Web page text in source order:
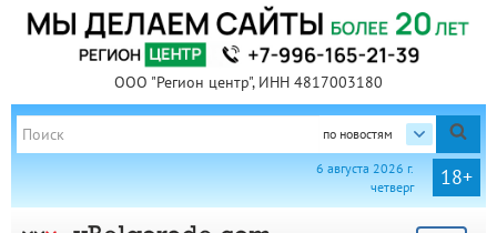
ООО "Регион центр", ИНН 4817003180
по новостям
18+
6 августа 2026 г.
четверг